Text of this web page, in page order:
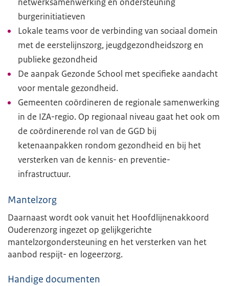
burgerinitiatieven
Lokale teams voor de verbinding van sociaal domein
met de eerstelijnszorg, jeugdgezondheidszorg en
publieke gezondheid
De aanpak Gezonde School met specifieke aandacht
voor mentale gezondheid.
Gemeenten coördineren de regionale samenwerking
in de IZA-regio. Op regionaal niveau gaat het ook om
de coördinerende rol van de GGD bij
ketenaanpakken rondom gezondheid en bij het
versterken van de kennis- en preventie-
infrastructuur.
Mantelzorg
Daarnaast wordt ook vanuit het Hoofdlijnenakkoord
Ouderenzorg ingezet op gelijkgerichte
mantelzorgondersteuning en het versterken van het
aanbod respijt- en logeerzorg.
Handige documenten